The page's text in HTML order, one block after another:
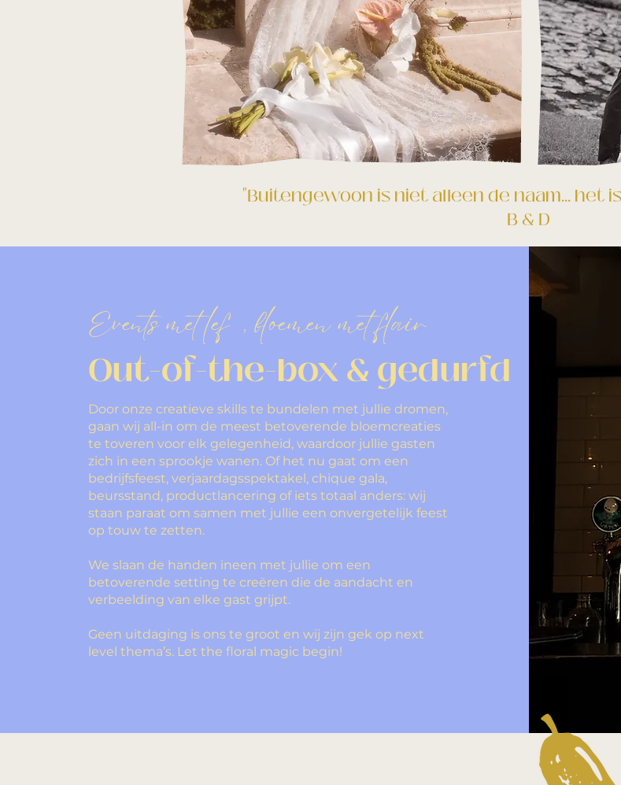
"Buitengewoon is niet alleen de naam... het
B & D
Events met lef, bloemen met flair
Out-of-the-box & gedurfd
Door onze creatieve skills te bundelen met jullie dromen,
gaan wij all-in om de meest betoverende bloemcreaties
te toveren voor elk gelegenheid, waardoor jullie gasten
zich in een sprookje wanen. Of het nu gaat om een
bedrijfsfeest, verjaardagsspektakel, chique gala,
beursstand, productlancering of iets totaal anders: wij
staan paraat om samen met jullie een onvergetelijk feest
op touw te zetten.
We slaan de handen ineen met jullie om een
betoverende setting te creëren die de aandacht en
verbeelding van elke gast grijpt.
Geen uitdaging is ons te groot en wij zijn gek op next
level thema’s. Let the floral magic begin!